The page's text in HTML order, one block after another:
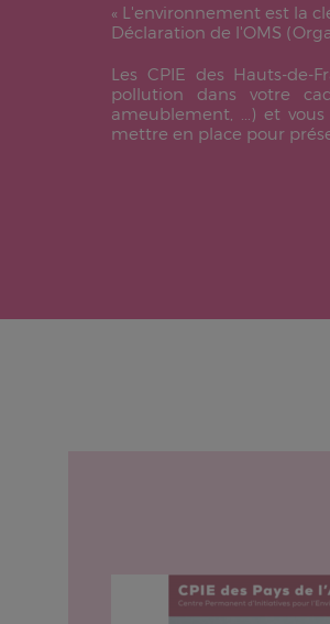
« L'environnement est la
Déclaration de l'OMS
Les CPIE des Hauts-de-
pollution dans votre
ameublement, ...) et
mettre en place pour